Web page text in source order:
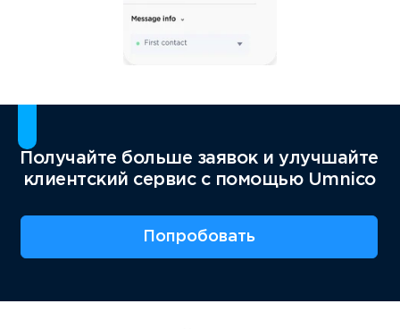
Получайте больше заявок и улучшайте
клиентский сервис с помощью Umnico
Попробовать